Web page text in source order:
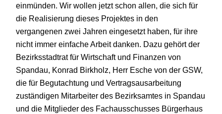
einmünden. Wir wollen jetzt schon allen, die sich für
die Realisierung dieses Projektes in den
vergangenen zwei Jahren eingesetzt haben, für ihre
nicht immer einfache Arbeit danken. Dazu gehört der
Bezirksstadtrat für Wirtschaft und Finanzen von
Spandau, Konrad Birkholz, Herr Esche von der GSW,
die für Begutachtung und Vertragsausarbeitung
zuständigen Mitarbeiter des Bezirksamtes in Spandau
und die Mitglieder des Fachausschusses Bürgerhaus